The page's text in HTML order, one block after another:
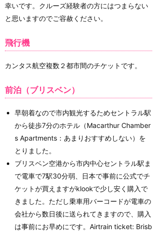
幸いです。クルーズ経験者の方にはつまらない
と思いますのでご容赦ください。
飛行機
カンタス航空複数２都市間のチケットです。
前泊（ブリスベン）
早朝着なので市内観光するためセントラル駅
から徒歩7分のホテル（Macarthur Chamber
s Apartments：あまりおすすめしない）を
とりました。
ブリスベン空港から市内中心セントラル駅ま
で電車で7駅30分弱、日本で事前に公式でチ
ケットが買えますがklookで少し安く購入で
きました。ただし乗車用バーコードが電車の
会社から数日後に送られてきますので、購入
は事前にお早めにです。Airtrain ticket: Brisb